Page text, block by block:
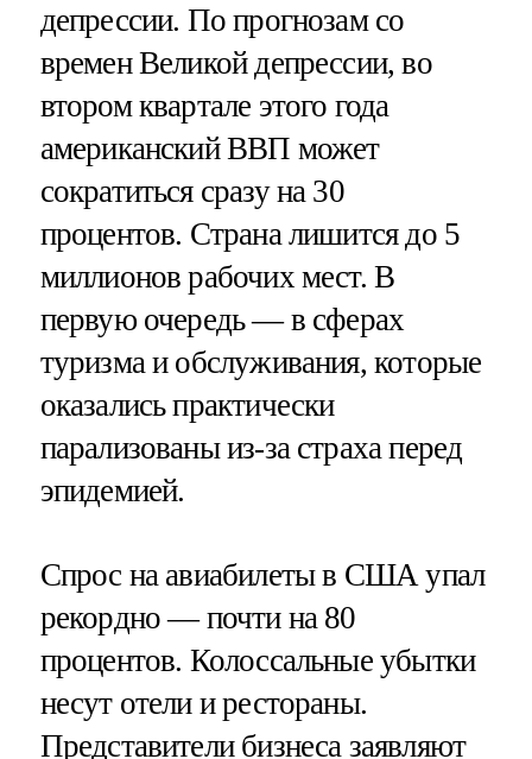
депрессии. По прогнозам со
времен Великой депрессии, во
втором квартале этого года
американский ВВП может
сократиться сразу на 30
процентов. Страна лишится до 5
миллионов рабочих мест. В
первую очередь — в сферах
туризма и обслуживания, которые
оказались практически
парализованы из-за страха перед
эпидемией.
Спрос на авиабилеты в США упал
рекордно — почти на 80
процентов. Колоссальные убытки
несут отели и рестораны.
Представители бизнеса заявляют